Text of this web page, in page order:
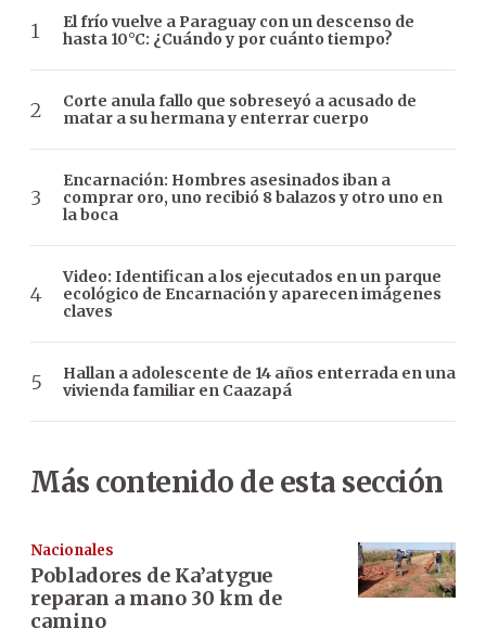
El frío vuelve a Paraguay con un descenso de
hasta 10°C: ¿Cuándo y por cuánto tiempo?
Corte anula fallo que sobreseyó a acusado de
matar a su hermana y enterrar cuerpo
Encarnación: Hombres asesinados iban a
comprar oro, uno recibió 8 balazos y otro uno en
la boca
Video: Identifican a los ejecutados en un parque
ecológico de Encarnación y aparecen imágenes
claves
Hallan a adolescente de 14 años enterrada en una
vivienda familiar en Caazapá
Más contenido de esta sección
Nacionales
Pobladores de Ka’atygue
reparan a mano 30 km de
camino